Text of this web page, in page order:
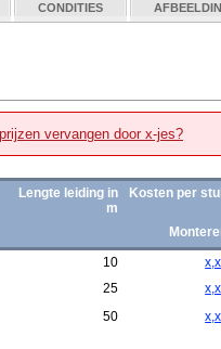
CONDITIES
vervangen door x-jes?
Lengte leiding in
m
Kosten per
10
25
50